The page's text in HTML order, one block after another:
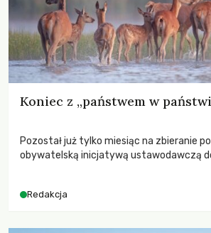
Koniec z „państwem w
Pozostał już tylko miesiąc na zbieranie
obywatelską inicjatywą ustawodawczą
niezwykle korzystne rozwiązania dla
funkcjonowania łowiectwa w Polsce.
Redakcja